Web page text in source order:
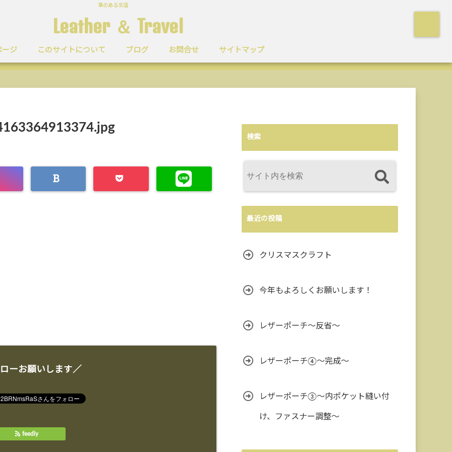
革のある生活
Leather ＆ Travel
ージ このサイトについて ブログ お問合せ サイトマップ
ーお願いします／
feedly
検索
最近の投稿
クリスマスクラフト
今年もよろしくお願いします！
レザーポーチ～反省～
レザーポーチ④～完成～
レザーポーチ③〜内ポケット縫い付
け、ファスナー調整〜